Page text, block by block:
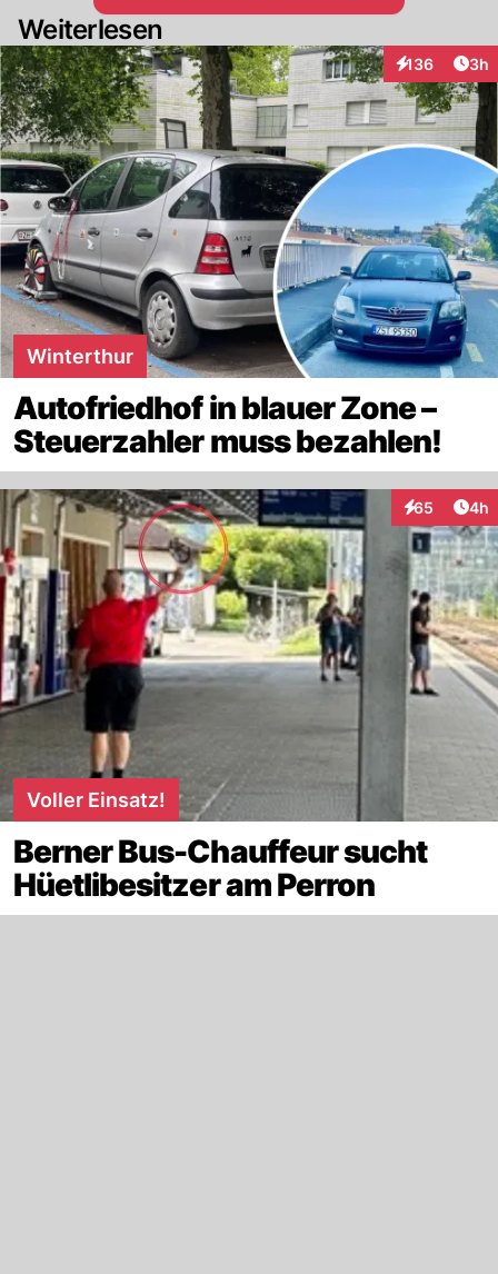
Weiterlesen
136
Interaktionen
3h
Winterthur
Autofriedhof in blauer Zone –
Steuerzahler muss bezahlen!
65
Interaktionen
4h
Voller Einsatz!
Berner Bus-Chauffeur sucht
Hüetlibesitzer am Perron